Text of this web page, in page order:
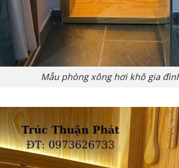
Mẫu phòng xông hơi khô gia